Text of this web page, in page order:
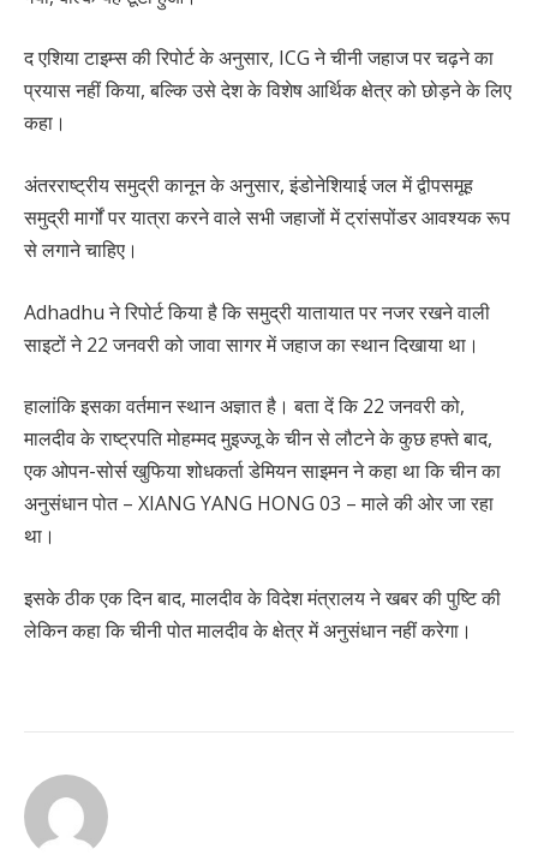
द एशिया टाइम्स की रिपोर्ट के अनुसार, ICG ने चीनी जहाज पर चढ़ने का
प्रयास नहीं किया, बल्कि उसे देश के विशेष आर्थिक क्षेत्र को छोड़ने के लिए
कहा।
अंतरराष्ट्रीय समुद्री कानून के अनुसार, इंडोनेशियाई जल में द्वीपसमूह
समुद्री मार्गों पर यात्रा करने वाले सभी जहाजों में ट्रांसपोंडर आवश्यक रूप
से लगाने चाहिए।
Adhadhu ने रिपोर्ट किया है कि समुद्री यातायात पर नजर रखने वाली
साइटों ने 22 जनवरी को जावा सागर में जहाज का स्थान दिखाया था।
हालांकि इसका वर्तमान स्थान अज्ञात है। बता दें कि 22 जनवरी को,
मालदीव के राष्ट्रपति मोहम्मद मुइज्जू के चीन से लौटने के कुछ हफ्ते बाद,
एक ओपन-सोर्स खुफिया शोधकर्ता डेमियन साइमन ने कहा था कि चीन का
अनुसंधान पोत – XIANG YANG HONG 03 – माले की ओर जा रहा
था।
इसके ठीक एक दिन बाद, मालदीव के विदेश मंत्रालय ने खबर की पुष्टि की
लेकिन कहा कि चीनी पोत मालदीव के क्षेत्र में अनुसंधान नहीं करेगा।